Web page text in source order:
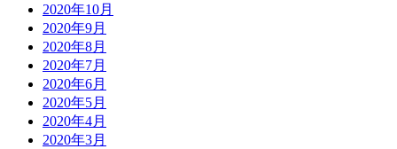
2020年10月
2020年9月
2020年8月
2020年7月
2020年6月
2020年5月
2020年4月
2020年3月